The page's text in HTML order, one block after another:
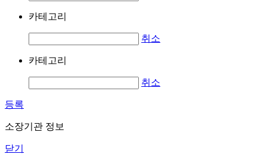
카테고리
취소
카테고리
취소
등록
소장기관 정보
닫기